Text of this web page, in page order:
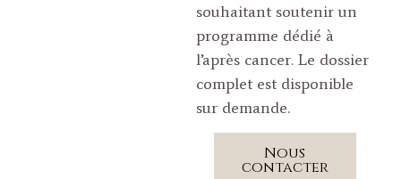
souhaitant soutenir un
programme dédié à
l’après cancer. Le dossier
complet est disponible
sur demande.
Nous
contacter